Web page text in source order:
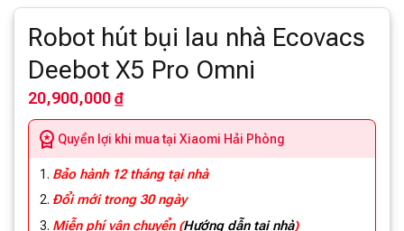
Robot hút bụi lau nhà Ecovacs
Deebot X5 Pro Omni
20,900,000 ₫
Quyền lợi khi mua tại Xiaomi Hải Phòng
Bảo hành 12 tháng tại nhà
Đổi mới trong 30 ngày
Miễn phí vận chuyển (Hướng dẫn tại nhà)